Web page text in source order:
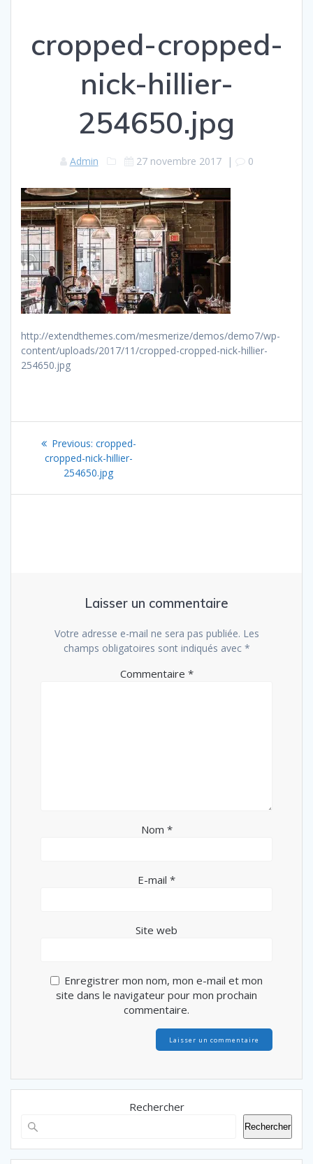
cropped-cropped-
nick-hillier-
254650.jpg
Admin 27 novembre 2017| 0
http://extendthemes.com/mesmerize/demos/demo7/wp-
content/uploads/2017/11/cropped-cropped-nick-hillier-
254650.jpg
Navigation
l’article
Previous: Previous
post:
cropped-
cropped-nick-hillier-
254650.jpg
Laisser un commentaire
Votre adresse e-mail ne sera pas publiée. Les
champs obligatoires sont indiqués avec *
Commentaire *
Nom *
E-mail *
Site web
Enregistrer mon nom, mon e-mail et mon
site dans le navigateur pour mon prochain
commentaire.
Rechercher
Rechercher